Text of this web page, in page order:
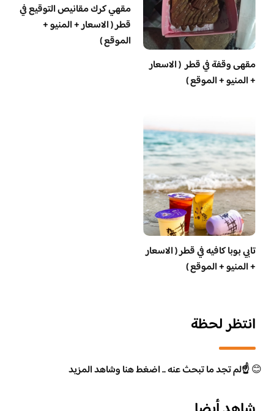
مقهى وقفة في قطر ( الاسعار
+ المنيو + الموقع )
مقهي كرك مقانيص التوقيع في
قطر ( الاسعار + المنيو +
الموقع )
تابي بوبا كافيه في قطر ( الاسعار
+ المنيو + الموقع )
انتظر لحظة
😊☝️لم تجد ما تبحث عنه .. اضغط هنا وشاهد المزيد